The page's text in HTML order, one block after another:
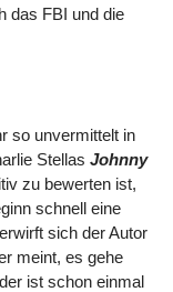
das FBI und die
so unvermittelt in
Stellas Johnny
zu bewerten ist,
schnell eine
sich der Autor
meint, es gehe
ist schon einmal